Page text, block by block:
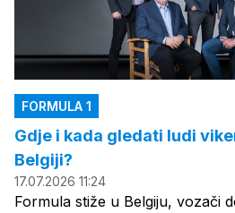
FORMULA 1
Gdje i kada gledati ludi
Belgiji?
17.07.2026 11:24
Formula stiže u Belgiju, vozači